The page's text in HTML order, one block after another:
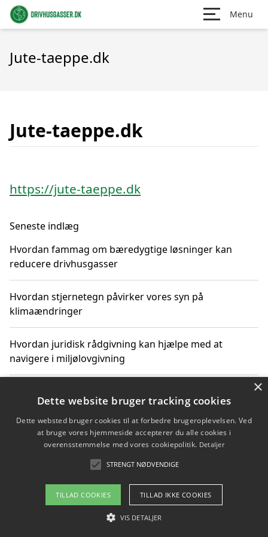
Menu
Jute-taeppe.dk
Jute-taeppe.dk
https://jute-taeppe.dk
Seneste indlæg
Hvordan fammag om bæredygtige løsninger kan
reducere drivhusgasser
Hvordan stjernetegn påvirker vores syn på
klimaændringer
Hvordan juridisk rådgivning kan hjælpe med at
navigere i miljølovgivning
Hvordan spil og underholdning online kan inspirere til
bæredygtige valg
Køb produkter i danske webshops for at spare på
transport og nedbringe CO2-udledning
Copyright 2026 - Pilanto Aps
Om / kontakt
×
Dette website bruger tracking cookies
Dette websted bruger cookies til at forbedre brugeroplevelsen. Ved
at bruge vores hjemmeside accepterer du alle cookies i
overensstemmelse med vores cookiepolitik. Detaljer
STRENGT NØDVENDIGE
TILLAD COOKIES TILLAD IKKE COOKIES
VIS DETALJER